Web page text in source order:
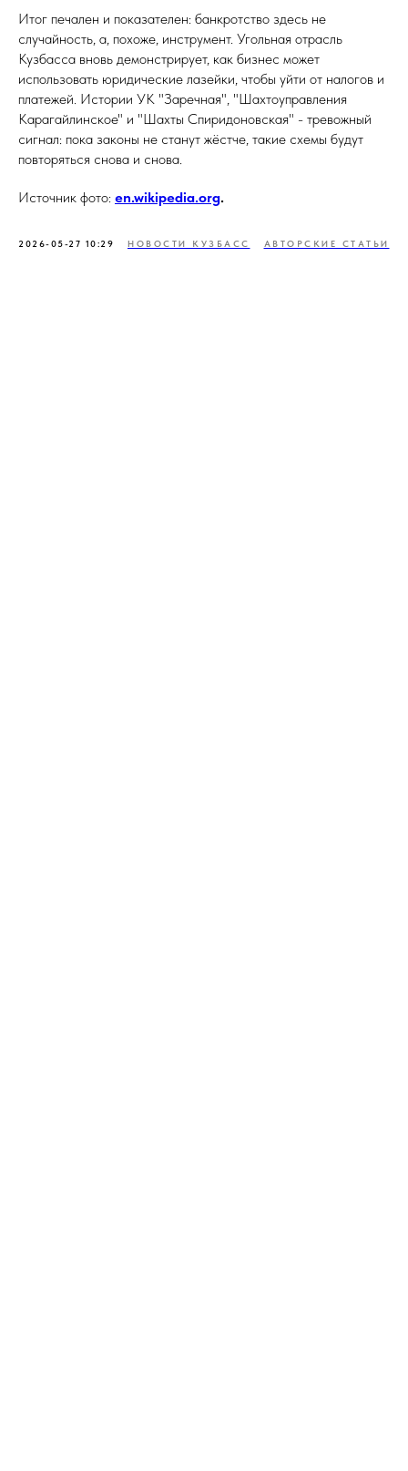
Итог печален и показателен: банкротство здесь не
случайность, а, похоже, инструмент. Угольная отрасль
Кузбасса вновь демонстрирует, как бизнес может
использовать юридические лазейки, чтобы уйти от налогов и
платежей. Истории УК "Заречная", "Шахтоуправления
Карагайлинское" и "Шахты Спиридоновская" - тревожный
сигнал: пока законы не станут жёстче, такие схемы будут
повторяться снова и снова.
Источник фото: en.wikipedia.org.
2026-05-27 10:29 НОВОСТИ КУЗБАСС АВТОРСКИЕ СТАТЬИ